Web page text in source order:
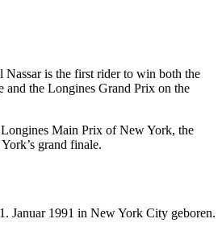
Nassar is the first rider to win both the
and the Longines Grand Prix on the
Main Prix of New York, the
grand finale.
Januar 1991 in New York City geboren.